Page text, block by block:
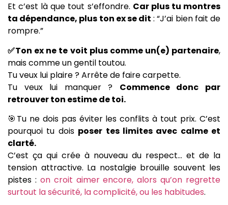
Et c’est là que tout s’effondre. Car plus tu montres
ta dépendance, plus ton ex se dit : “J’ai bien fait de
rompre.”
✅Ton ex ne te voit plus comme un(e) partenaire,
mais comme un gentil toutou.
Tu veux lui plaire ? Arrête de faire carpette.
Tu veux lui manquer ? Commence donc par
retrouver ton estime de toi.
🎯Tu ne dois pas éviter les conflits à tout prix. C’est
pourquoi tu dois poser tes limites avec calme et
clarté.
C’est ça qui crée à nouveau du respect… et de la
tension attractive. La nostalgie brouille souvent les
pistes : on croit aimer encore, alors qu’on regrette
surtout la sécurité, la complicité, ou les habitudes.